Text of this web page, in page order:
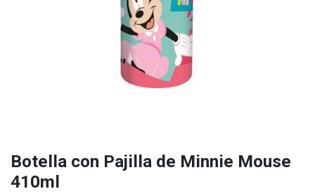
Botella con Pajilla de Minnie Mouse
410ml